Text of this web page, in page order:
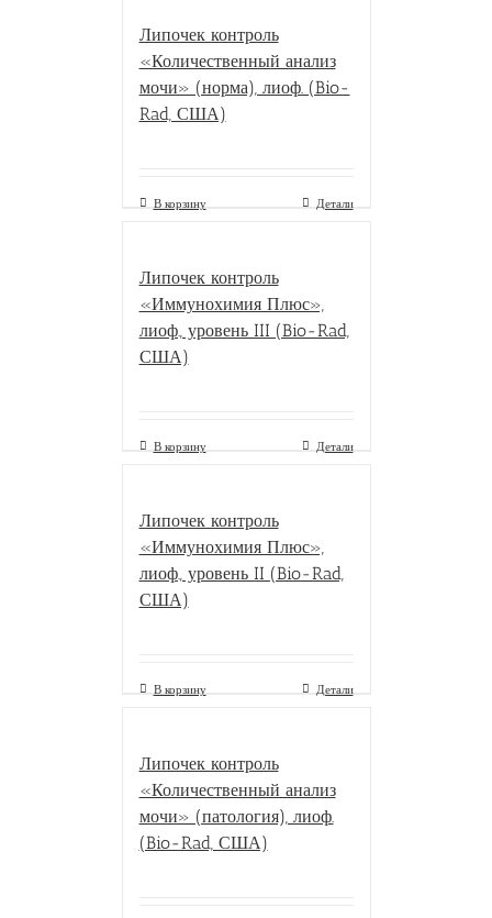
Липочек контроль
«Количественный анализ
мочи» (норма), лиоф. (Bio-
Rad, США)
В корзину Детали
Липочек контроль
«Иммунохимия Плюс»,
лиоф., уровень III (Bio-Rad,
США)
В корзину Детали
Липочек контроль
«Иммунохимия Плюс»,
лиоф., уровень II (Bio-Rad,
США)
В корзину Детали
Липочек контроль
«Количественный анализ
мочи» (патология), лиоф.
(Bio-Rad, США)